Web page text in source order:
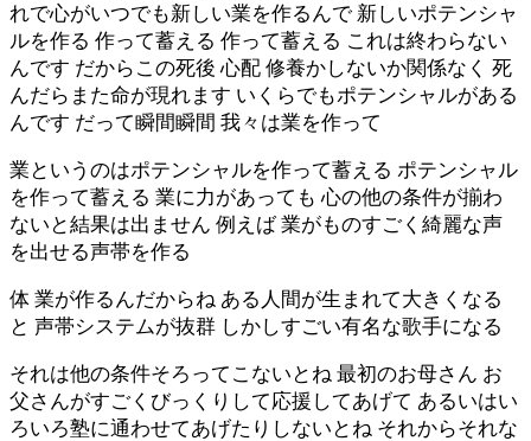
れで心がいつでも新しい業を作るんで 新しいポテンシャ
ルを作る 作って蓄える 作って蓄える これは終わらない
んです だからこの死後 心配 修養かしないか関係なく 死
んだらまた命が現れます いくらでもポテンシャルがある
んです だって瞬間瞬間 我々は業を作って
業というのはポテンシャルを作って蓄える ポテンシャル
を作って蓄える 業に力があっても 心の他の条件が揃わ
ないと結果は出ません 例えば 業がものすごく綺麗な声
を出せる声帯を作る
体 業が作るんだからね ある人間が生まれて大きくなる
と 声帯システムが抜群 しかしすごい有名な歌手になる
それは他の条件そろってこないとね 最初のお母さん お
父さんがすごくびっくりして応援してあげて あるいはい
ろいろ塾に通わせてあげたりしないとね それからそれな